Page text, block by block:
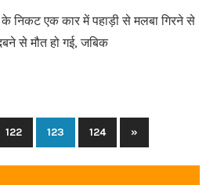
के निकट एक कार में पहाड़ी से मलबा गिरने से
से मौत हो गई, जबिक
122 123 124
Next
Posts
»